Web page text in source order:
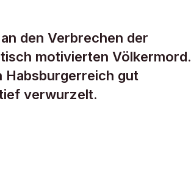
den Verbrechen der
motivierten Völkermord.
Habsburgerreich gut
verwurzelt.